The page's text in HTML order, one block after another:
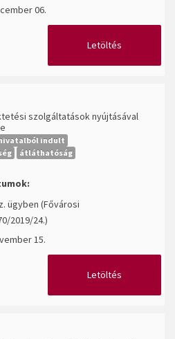
06.
Letöltés
szolgáltatások nyújtásával
indult
átláthatóság
ügyben (Fővárosi
2019/24.)
15.
Letöltés